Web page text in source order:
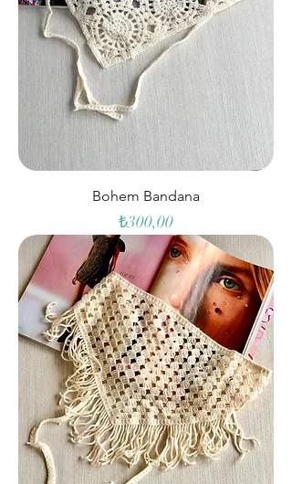
Bohem Bandana
Fiyat
₺300,00